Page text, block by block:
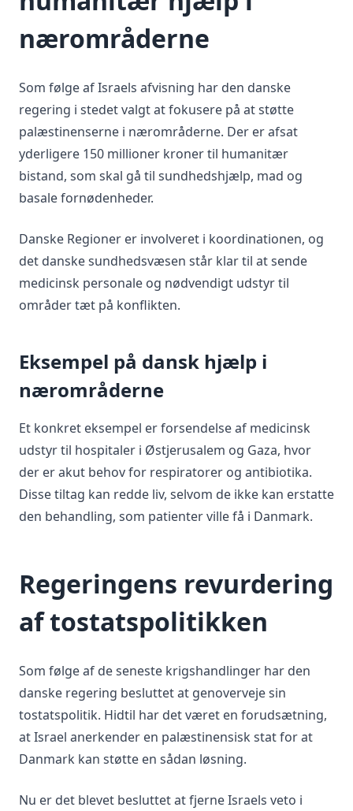
nærområderne
Som følge af Israels afvisning har den danske
regering i stedet valgt at fokusere på at støtte
palæstinenserne i nærområderne. Der er afsat
yderligere 150 millioner kroner til humanitær
bistand, som skal gå til sundhedshjælp, mad og
basale fornødenheder.
Danske Regioner er involveret i koordinationen, og
det danske sundhedsvæsen står klar til at sende
medicinsk personale og nødvendigt udstyr til
områder tæt på konflikten.
Eksempel på dansk hjælp i
nærområderne
Et konkret eksempel er forsendelse af medicinsk
udstyr til hospitaler i Østjerusalem og Gaza, hvor
der er akut behov for respiratorer og antibiotika.
Disse tiltag kan redde liv, selvom de ikke kan erstatte
den behandling, som patienter ville få i Danmark.
Regeringens revurdering
af tostatspolitikken
Som følge af de seneste krigshandlinger har den
danske regering besluttet at genoverveje sin
tostatspolitik. Hidtil har det været en forudsætning,
at Israel anerkender en palæstinensisk stat for at
Danmark kan støtte en sådan løsning.
Nu er det blevet besluttet at fjerne Israels veto i